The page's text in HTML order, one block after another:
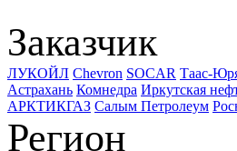
Заказчик
ЛУКОЙЛ Chevron SOCAR Таас-
Астрахань Комнедра Иркутская
АРКТИКГАЗ Салым Петролеум
Регион